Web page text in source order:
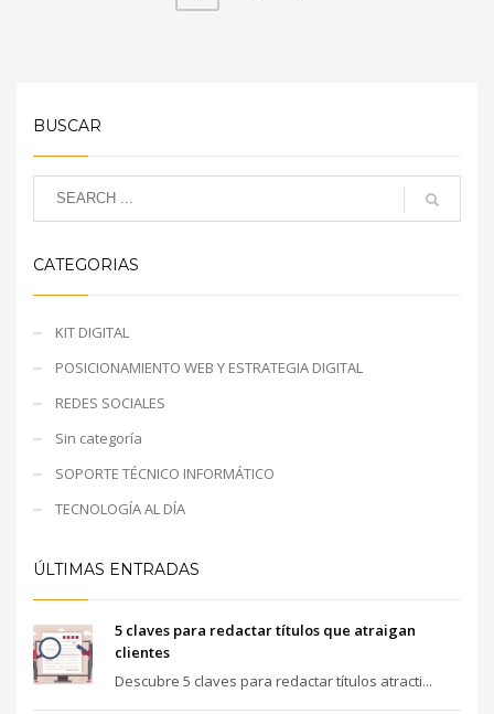
BUSCAR
CATEGORIAS
KIT DIGITAL
POSICIONAMIENTO WEB Y ESTRATEGIA DIGITAL
REDES SOCIALES
Sin categoría
SOPORTE TÉCNICO INFORMÁTICO
TECNOLOGÍA AL DÍA
ÚLTIMAS ENTRADAS
5 claves para redactar títulos que atraigan
clientes
Descubre 5 claves para redactar títulos atracti...